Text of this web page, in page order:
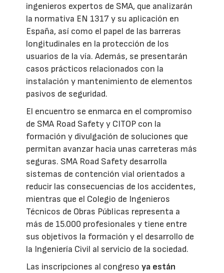
ingenieros expertos de SMA, que analizarán
la normativa EN 1317 y su aplicación en
España, así como el papel de las barreras
longitudinales en la protección de los
usuarios de la vía. Además, se presentarán
casos prácticos relacionados con la
instalación y mantenimiento de elementos
pasivos de seguridad.
El encuentro se enmarca en el compromiso
de SMA Road Safety y CITOP con la
formación y divulgación de soluciones que
permitan avanzar hacia unas carreteras más
seguras. SMA Road Safety desarrolla
sistemas de contención vial orientados a
reducir las consecuencias de los accidentes,
mientras que el Colegio de Ingenieros
Técnicos de Obras Públicas representa a
más de 15.000 profesionales y tiene entre
sus objetivos la formación y el desarrollo de
la Ingeniería Civil al servicio de la sociedad.
Las inscripciones al congresoya están